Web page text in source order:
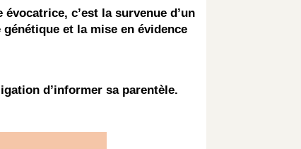
c’est la survenue d’un
et la mise en évidence
d’informer sa parentèle.